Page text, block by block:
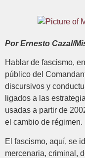
Por Ernesto Cazal/
Hablar de fascismo,
público del
discursivos y
ligados a las
usadas a partir de
el cambio de régimen.
El fascismo, aquí, se
mercenaria, criminal,